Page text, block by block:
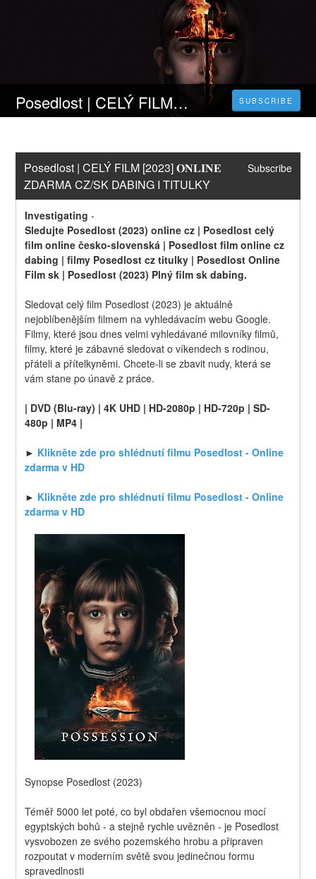
Posedlost | CELÝ FILM [2023] 𝐎𝐍𝐋𝐈𝐍𝐄 ZDARMA CZ/SK DABING I TITULKY SUBSCRIBE
Posedlost | CELÝ FILM [2023] 𝐎𝐍𝐋𝐈𝐍𝐄
ZDARMA CZ/SK DABING I TITULKY
Subscribe
Investigating -
Sledujte Posedlost (2023) online cz | Posedlost celý
film online česko-slovenská | Posedlost film online cz
dabing | filmy Posedlost cz titulky | Posedlost Online
Film sk | Posedlost (2023) Plný film sk dabing.
Sledovat celý film Posedlost (2023) je aktuálně
nejoblíbenějším filmem na vyhledávacím webu Google.
Filmy, které jsou dnes velmi vyhledávané milovníky filmů,
filmy, které je zábavné sledovat o víkendech s rodinou,
přáteli a přítelkyněmi. Chcete-li se zbavit nudy, která se
vám stane po únavě z práce.
| DVD (Blu-ray) | 4K UHD | HD-2080p | HD-720p | SD-
480p | MP4 |
► Klikněte zde pro shlédnutí filmu Posedlost - Online
zdarma v HD
► Klikněte zde pro shlédnutí filmu Posedlost - Online
zdarma v HD
Synopse Posedlost (2023)
Téměř 5000 let poté, co byl obdařen všemocnou mocí
egyptských bohů - a stejně rychle uvězněn - je Posedlost
vysvobozen ze svého pozemského hrobu a připraven
rozpoutat v moderním světě svou jedinečnou formu
spravedlnosti